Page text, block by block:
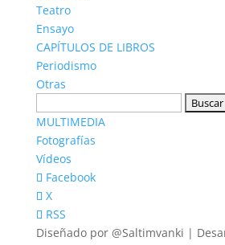
Teatro
Ensayo
CAPÍTULOS DE LIBROS
Periodismo
Otras
MULTIMEDIA
Fotografías
Vídeos
Facebook
X
RSS
Diseñado por @Saltimvanki |